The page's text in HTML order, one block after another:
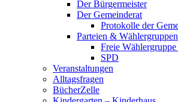
Der Bürgermeister
Der Gemeinderat
Protokolle der
Parteien & Wählergruppen
Freie Wählergruppe
SPD
Veranstaltungen
Alltagsfragen
BücherZelle